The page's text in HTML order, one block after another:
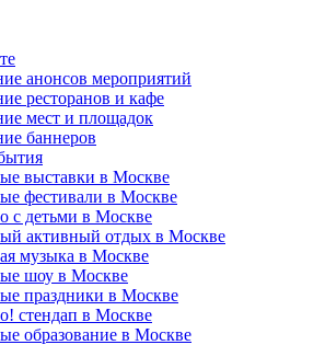
анонсов мероприятий
ресторанов и кафе
мест и площадок
баннеров
выставки в Москве
фестивали в Москве
с детьми в Москве
активный отдых в Москве
музыка в Москве
шоу в Москве
праздники в Москве
стендап в Москве
образование в Москве